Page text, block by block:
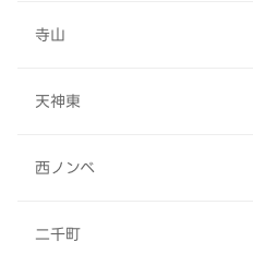
寺山
天神東
西ノンベ
二千町